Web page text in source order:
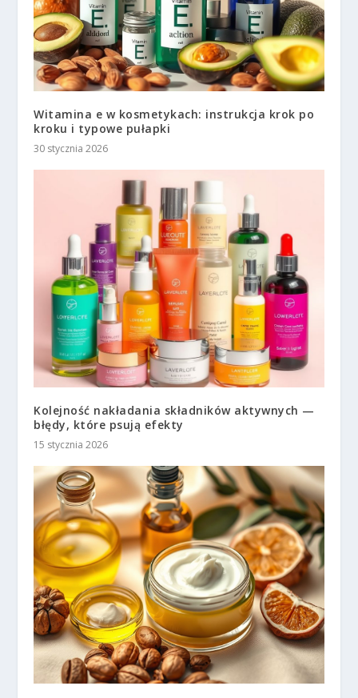
Witamina e w kosmetykach: instrukcja krok po
kroku i typowe pułapki
30 stycznia 2026
Kolejność nakładania składników aktywnych —
błędy, które psują efekty
15 stycznia 2026